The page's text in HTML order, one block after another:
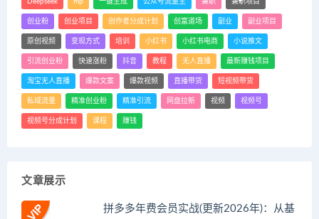
创业粉 创业项目 创作者分成计划 创富道场 副业 副业项目
原创视频 变现方式 培训 小红书 小红书电商 小说推文
引流创业粉 快速涨粉 抖音 教程 无人直播 最新赚钱项目
淘宝无人直播 爆款文案 爆款视频 直播带货 短视频带货
私域流量 精准创业粉 精准引流 网盘拉新 视频 视频号
视频号分成计划 课程 赚钱
文章展示
拼多多年费会员实战(更新2026年)：从基